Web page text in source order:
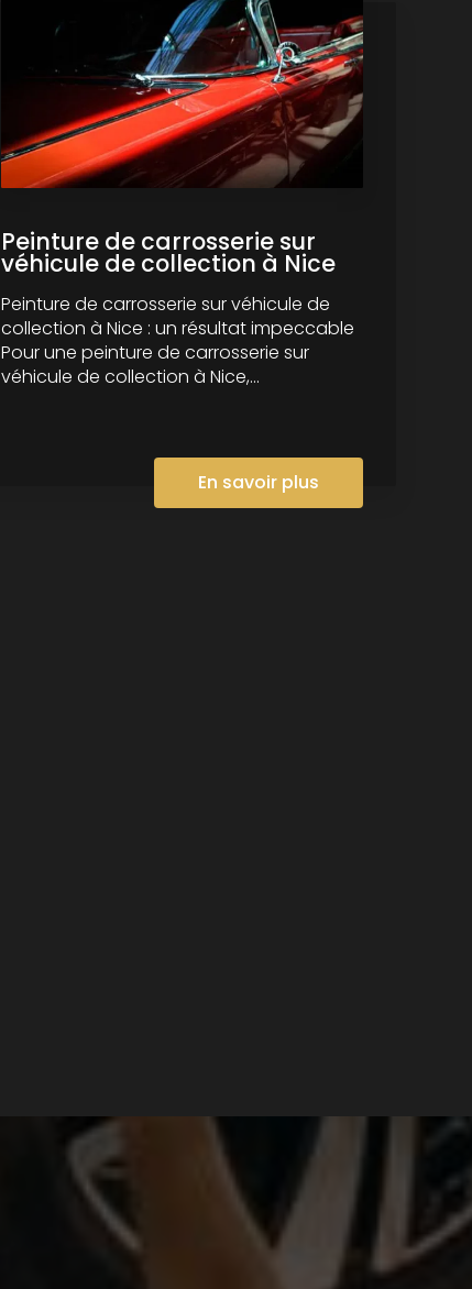
Peinture de carrosserie sur
véhicule de collection à Nice
Peinture de carrosserie sur véhicule de
collection à Nice : un résultat impeccable
Pour une peinture de carrosserie sur
véhicule de collection à Nice,...
En savoir plus